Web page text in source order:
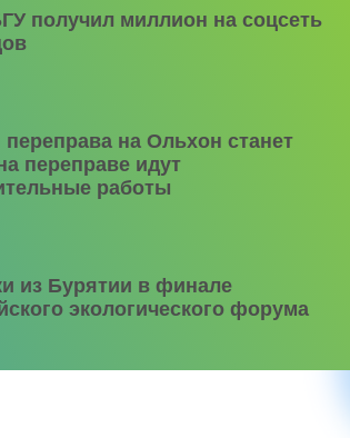
получил миллион на соцсеть
на Ольхон станет
переправе идут
работы
из Бурятии в финале
экологического форума